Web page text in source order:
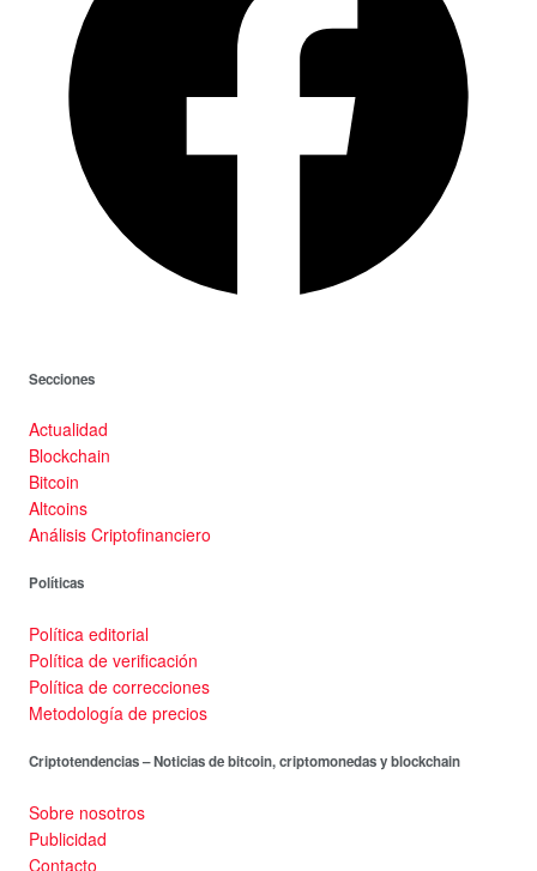
Secciones
Actualidad
Blockchain
Bitcoin
Altcoins
Análisis Criptofinanciero
Políticas
Política editorial
Política de verificación
Política de correcciones
Metodología de precios
Criptotendencias – Noticias de bitcoin, criptomonedas y blockchain
Sobre nosotros
Publicidad
Contacto